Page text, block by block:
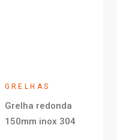
GRELHAS
Grelha redonda
150mm inox 304